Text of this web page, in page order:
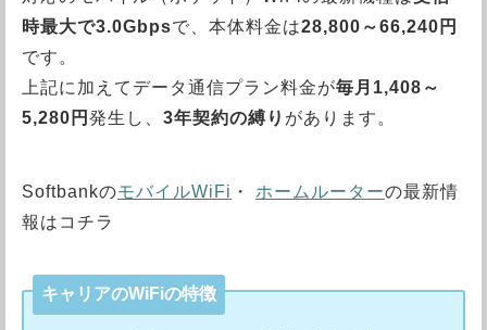
時最大で3.0Gbpsで、本体料金は28,800～66,240円
です。
上記に加えてデータ通信プラン料金が毎月1,408～
5,280円 発生し、 3年契約の縛り があります。
SoftbankのモバイルWiFi ・ ホームルーターの最新情
報はコチラ
キャリアのWiFiの特徴